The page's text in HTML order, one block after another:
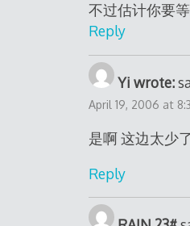
不过估计你要
Reply
Yi wrote:
April 19, 2006 at
是啊 这边太少
Reply